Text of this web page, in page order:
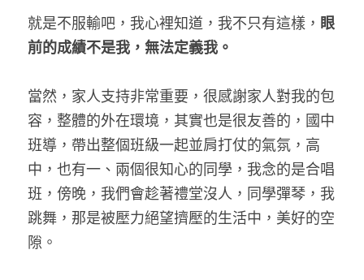
就是不服輸吧，我心裡知道，我不只有這樣， 眼
前的成績不是我，無法定義我。
當然，家人支持非常重要，很感謝家人對我的包
容，整體的外在環境，其實也是很友善的，國中
班導，帶出整個班級一起並肩打仗的氣氛，高
中，也有一、兩個很知心的同學，我念的是合唱
班，傍晚，我們會趁著禮堂沒人，同學彈琴，我
跳舞，那是被壓力絕望擠壓的生活中，美好的空
隙。